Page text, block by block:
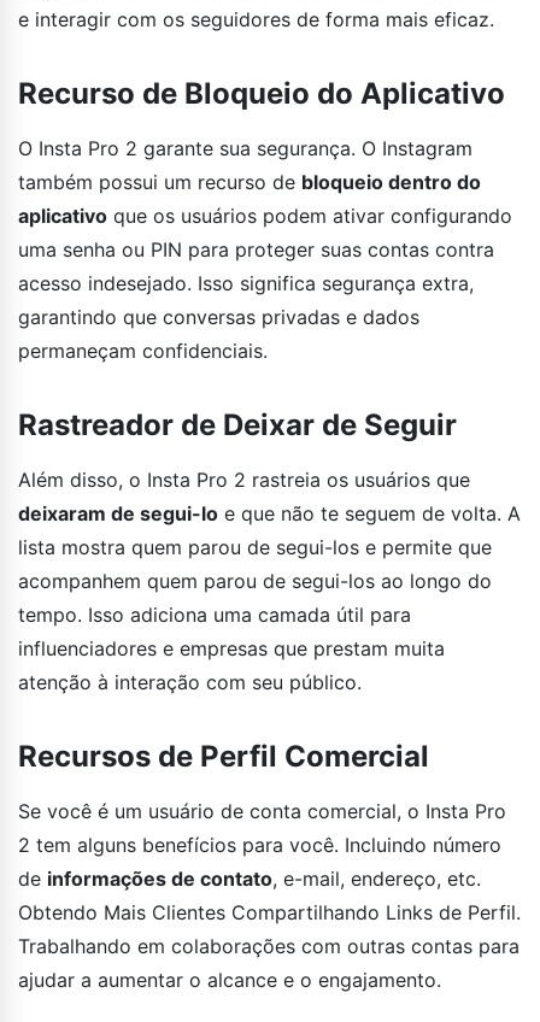
e interagir com os seguidores de forma mais eficaz.
Recurso de Bloqueio do Aplicativo
O Insta Pro 2 garante sua segurança. O Instagram
também possui um recurso de bloqueio dentro do
aplicativo que os usuários podem ativar configurando
uma senha ou PIN para proteger suas contas contra
acesso indesejado. Isso significa segurança extra,
garantindo que conversas privadas e dados
permaneçam confidenciais.
Rastreador de Deixar de Seguir
Além disso, o Insta Pro 2 rastreia os usuários que
deixaram de segui-lo e que não te seguem de volta. A
lista mostra quem parou de segui-los e permite que
acompanhem quem parou de segui-los ao longo do
tempo. Isso adiciona uma camada útil para
influenciadores e empresas que prestam muita
atenção à interação com seu público.
Recursos de Perfil Comercial
Se você é um usuário de conta comercial, o Insta Pro
2 tem alguns benefícios para você. Incluindo número
de informações de contato, e-mail, endereço, etc.
Obtendo Mais Clientes Compartilhando Links de Perfil.
Trabalhando em colaborações com outras contas para
ajudar a aumentar o alcance e o engajamento.